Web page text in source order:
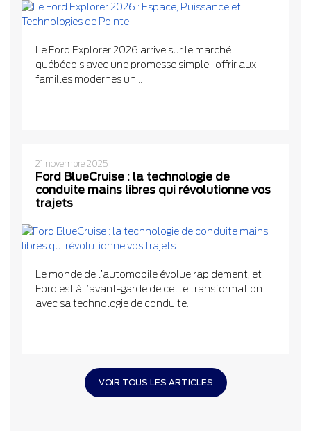
Le Ford Explorer 2026 arrive sur le marché
québécois avec une promesse simple : offrir aux
familles modernes un...
21 novembre 2025
Ford BlueCruise : la technologie de
conduite mains libres qui révolutionne vos
trajets
Le monde de l’automobile évolue rapidement, et
Ford est à l’avant-garde de cette transformation
avec sa technologie de conduite...
VOIR TOUS LES ARTICLES